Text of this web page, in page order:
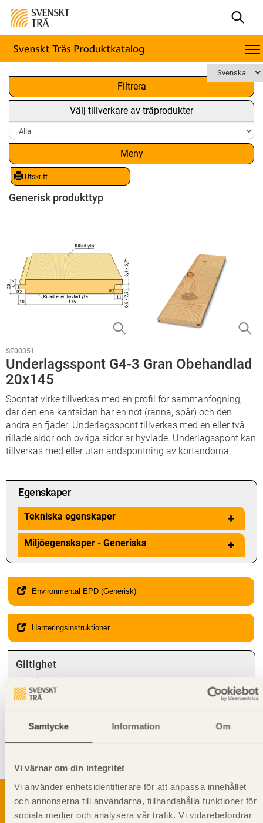
Samtycke Information Om
Vi värnar om din integritet
Vi använder enhetsidentifierare för att anpassa innehållet
och annonserna till användarna, tillhandahålla funktioner för
sociala medier och analysera vår trafik. Vi vidarebefordrar
Filtrera
Välj tillverkare av träprodukter
Meny
Utskrift
x
Generisk produkttyp
SE00351
Underlagsspont G4-3 Gran Obehandlad
20x145
Spontat virke tillverkas med en profil för sammanfogning,
där den ena kantsidan har en not (ränna, spår) och den
andra en fjäder. Underlagsspont tillverkas med en eller två
rillade sidor och övriga sidor är hyvlade. Underlagsspont kan
tillverkas med eller utan ändspontning av kortändorna.
Egenskaper
Tekniska egenskaper +
Miljöegenskaper - Generiska +
Environmental EPD (Generisk)
Hanteringsinstruktioner
Giltighet
Svenskt Trä-id:
Gäller från och med:
Kompletterande information
Syftet med rillning av underlagsspont är att motverka missfärgning
undergolv i bjälklag.